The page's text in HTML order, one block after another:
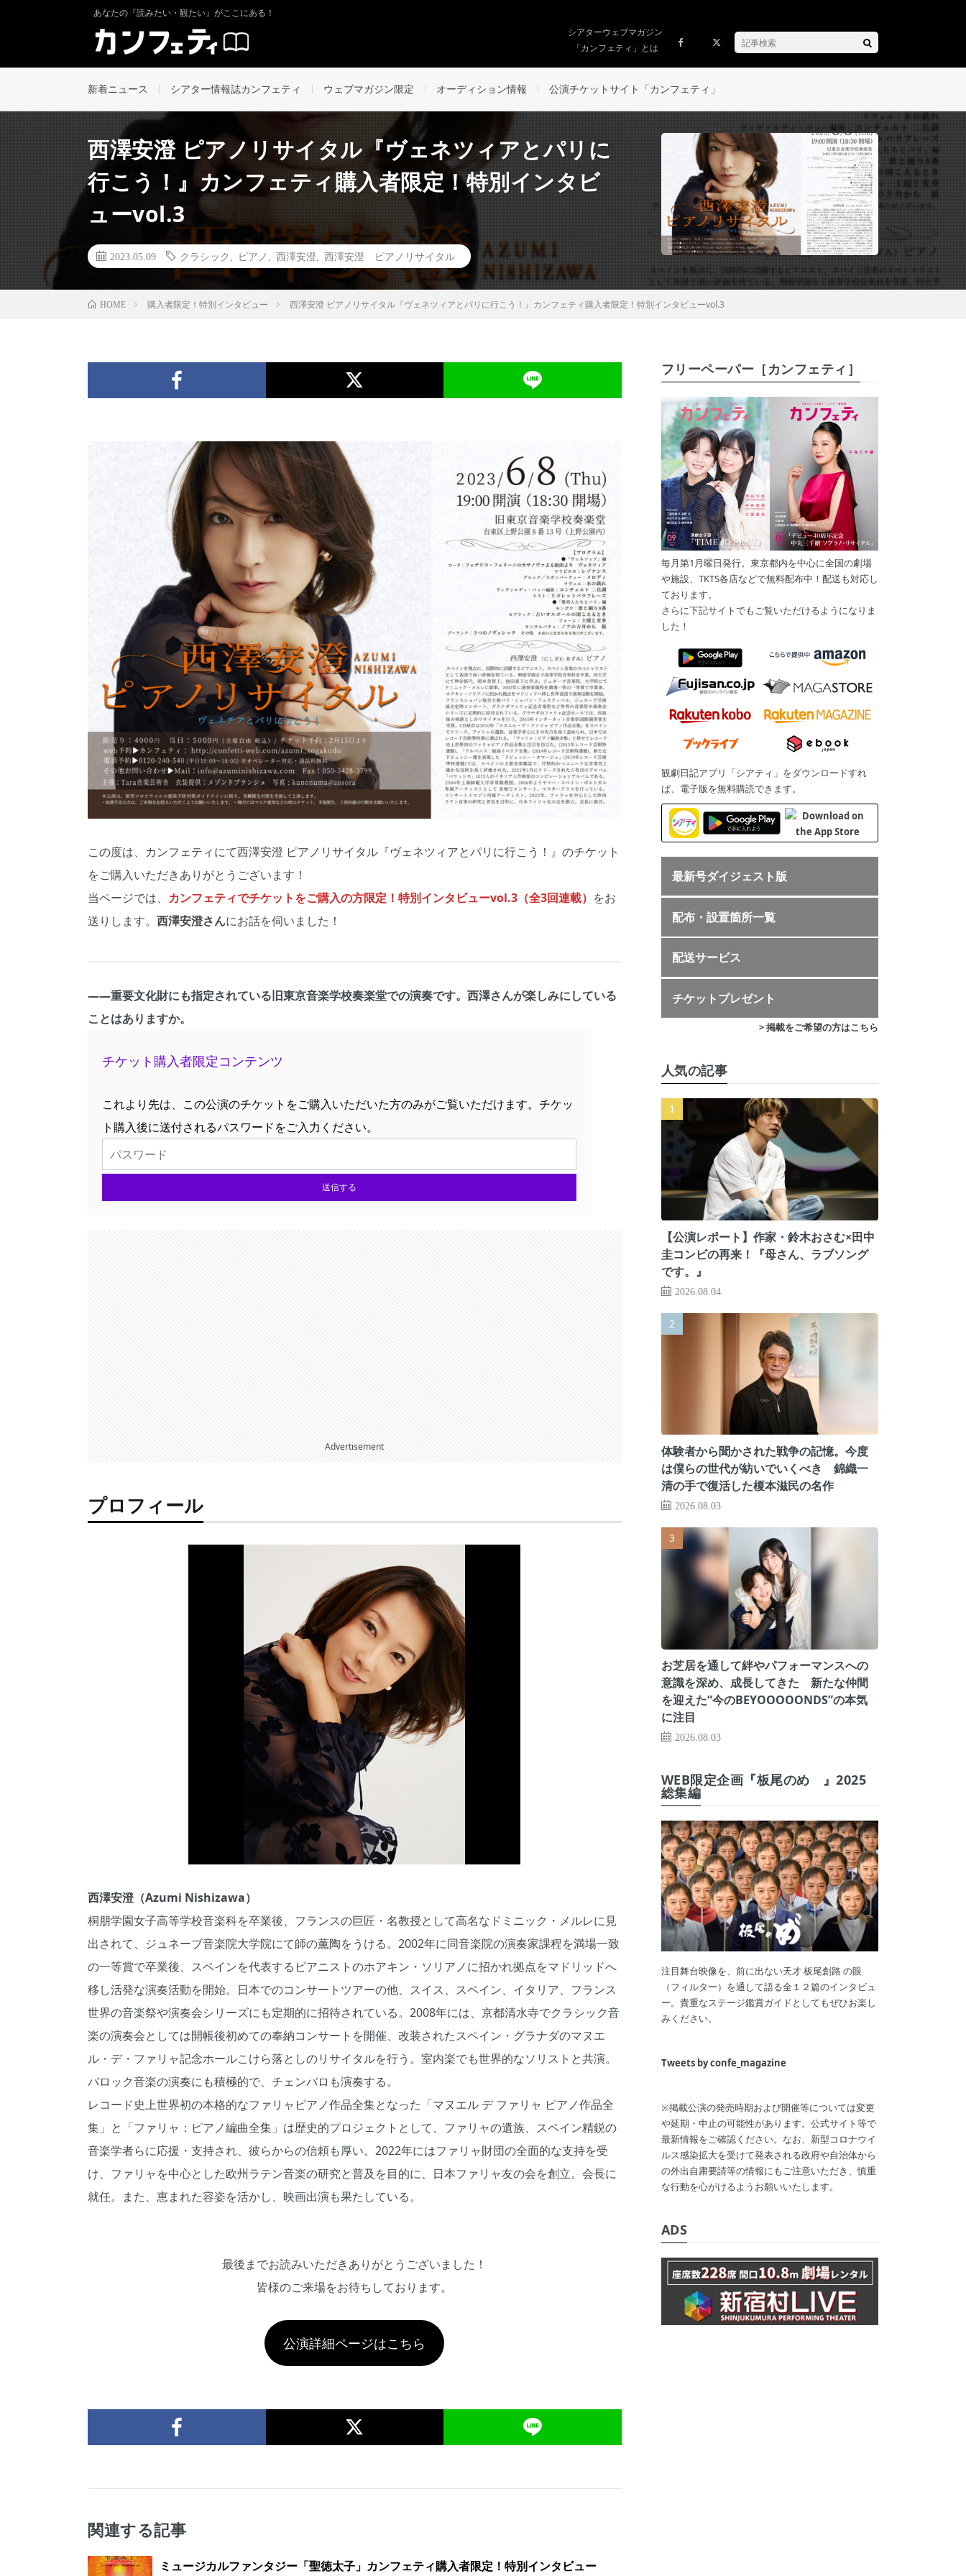
あなたの『読みたい・観たい』がここにある！
シアターウェブマガジン
「カンフェティ」とは
新着ニュース シアター情報誌カンフェティ ウェブマガジン限定 オーディション情報 公演チケットサイト「カンフェティ」
西澤安澄 ピアノリサイタル『ヴェネツィアとパリに
行こう！』カンフェティ購入者限定！特別インタビ
ューvol.3
2023.05.09 クラシック ピアノ 西澤安澄 西澤安澄 ピアノリサイタル
HOME 購入者限定！特別インタビュー 西澤安澄 ピアノリサイタル『ヴェネツィアとパリに行こう！』カンフェティ購入者限定！特別インタビューvol.3
この度は、カンフェティにて西澤安澄 ピアノリサイタル『ヴェネツィアとパリに行こう！』のチケット
をご購入いただきありがとうございます！
当ページでは、 カンフェティでチケットをご購入の方限定！特別インタビューvol.3（全3回連載） をお
送りします。 西澤安澄さんにお話を伺いました！
――重要文化財にも指定されている旧東京音楽学校奏楽堂での演奏です。西澤さんが楽しみにしている
ことはありますか。
チケット購入者限定コンテンツ
これより先は、この公演のチケットをご購入いただいた方のみがご覧いただけます。チケッ
ト購入後に送付されるパスワードをご入力ください。
送信する
Advertisement
プロフィール
西澤安澄（Azumi Nishizawa）
桐朋学園女子高等学校音楽科を卒業後、フランスの巨匠・名教授として高名なドミニック・メルレに見
出されて、ジュネーブ音楽院大学院にて師の薫陶をうける。2002年に同音楽院の演奏家課程を満場一致
の一等賞で卒業後、スペインを代表するピアニストのホアキン・ソリアノに招かれ拠点をマドリッドへ
移し活発な演奏活動を開始。日本でのコンサートツアーの他、スイス、スペイン、イタリア、フランス
世界の音楽祭や演奏会シリーズにも定期的に招待されている。2008年には、京都清水寺でクラシック音
楽の演奏会としては開帳後初めての奉納コンサートを開催、改装されたスペイン・グラナダのマヌエ
ル・デ・ファリャ記念ホールこけら落としのリサイタルを行う。室内楽でも世界的なソリストと共演。
バロック音楽の演奏にも積極的で、チェンバロも演奏する。
レコード史上世界初の本格的なファリャピアノ作品全集となった「マヌエル デ ファリャ ピアノ作品全
集」と「ファリャ：ピアノ編曲全集」は歴史的プロジェクトとして、ファリャの遺族、スペイン精鋭の
音楽学者らに応援・支持され、彼らからの信頼も厚い。2022年にはファリャ財団の全面的な支持を受
け、ファリャを中心とした欧州ラテン音楽の研究と普及を目的に、日本ファリャ友の会を創立。会長に
就任。また、恵まれた容姿を活かし、映画出演も果たしている。
最後までお読みいただきありがとうございました！
皆様のご来場をお待ちしております。
公演詳細ページはこちら
関連する記事
ミュージカルファンタジー「聖徳太子」カンフェティ購入者限定！特別インタビュー
フリーペーパー［カンフェティ］
毎月第1月曜日発行。東京都内を中心に全国の劇場
や施設、TKTS各店などで無料配布中！配送も対応し
ております。
さらに下記サイトでもご覧いただけるようになりま
した！
観劇日記アプリ「シアティ」をダウンロードすれ
ば、電子版を無料購読できます。
最新号ダイジェスト版
配布・設置箇所一覧
配送サービス
チケットプレゼント
> 掲載をご希望の方はこちら
人気の記事
【公演レポート】作家・鈴木おさむ×田中
圭コンビの再来！『母さん、ラブソング
です。』
2026.08.04
体験者から聞かされた戦争の記憶。今度
は僕らの世代が紡いでいくべき 錦織一
清の手で復活した榎本滋民の名作
2026.08.03
お芝居を通して絆やパフォーマンスへの
意識を深め、成長してきた 新たな仲間
を迎えた“今のBEYOOOOONDS”の本気
に注目
2026.08.03
WEB限定企画『板尾のめ゙』2025
総集編
注目舞台映像を、前に出ない天才 板尾創路 の眼
（フィルター）を通して語る全１２篇のインタビュ
ー。貴重なステージ鑑賞ガイドとしてもぜひお楽し
みください。
Tweets by confe_magazine
※掲載公演の発売時期および開催等については変更
や延期・中止の可能性があります。公式サイト等で
最新情報をご確認ください。なお、新型コロナウイ
ルス感染拡大を受けて発表される政府や自治体から
の外出自粛要請等の情報にもご注意いただき、慎重
な行動を心がけるようお願いいたします。
ADS